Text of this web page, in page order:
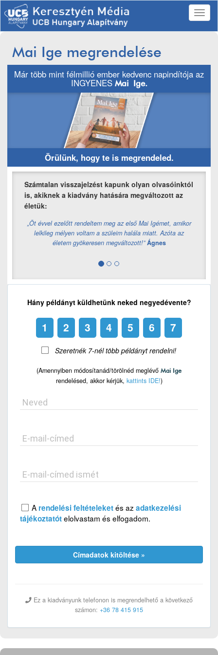
Mai Ige megrendelése
Már több mint félmillió ember kedvenc napindítója az
INGYENES Mai Ige.
Örülünk, hogy te is megrendeled.
Számtalan visszajelzést kapunk olyan olvasóinktól
is, akiknek a kiadvány hatására megváltozott az
életük:
„Öt évvel ezelőtt rendeltem meg az első Mai Igémet, amikor
lelkileg mélyen voltam a szüleim halála miatt. Azóta az
életem gyökeresen megváltozott!” Ágnes
Hány példányt küldhetünk neked negyedévente?
1 2 3 4 5 6 7
Szeretnék 7-nél több példányt rendelni!
(Amennyiben módosítanád/törölnéd meglévő Mai Ige
rendelésed, akkor kérjük, kattints IDE!)
Neved
E-mail-címed
E-mail-címed ismét
A rendelési feltételeketés az adatkezelési
tájékoztatótelolvastam és elfogadom.
Címadatok kitöltése »
Ez a kiadványunk telefonon is megrendelhető a következő
számon: +36 78 415 915